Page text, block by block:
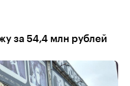
за 54,4 млн рублей